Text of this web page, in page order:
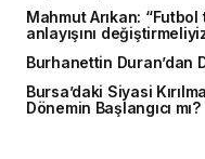
Mahmut Arıkan:
anlayışını
Burhanettin Duran’dan
Bursa’daki Siyasi
Dönemin Başlangıcı mı?